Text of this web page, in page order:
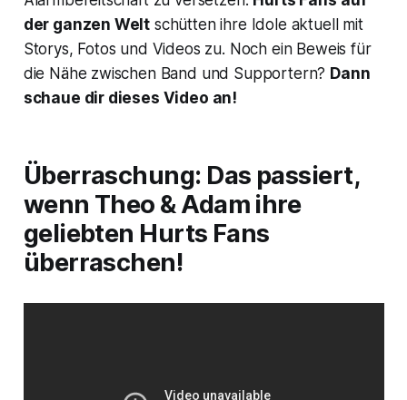
der ganzen Welt schütten ihre Idole aktuell mit
Storys, Fotos und Videos zu. Noch ein Beweis für
die Nähe zwischen Band und Supportern? Dann
schaue dir dieses Video an!
Überraschung: Das passiert,
wenn Theo & Adam ihre
geliebten Hurts Fans
überraschen!